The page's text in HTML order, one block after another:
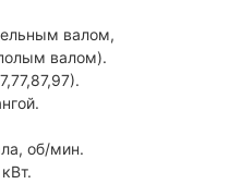
валом,
валом).
об/мин.